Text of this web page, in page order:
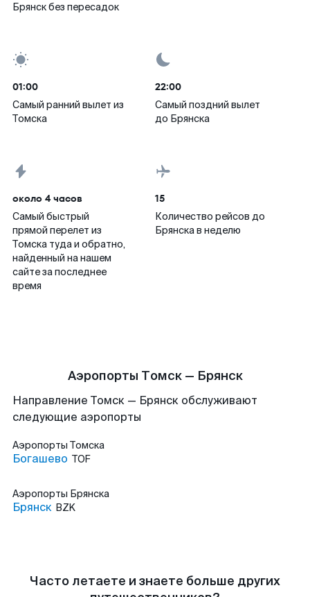
Брянск без пересадок
01:00
Самый ранний вылет из
Томска
22:00
Самый поздний вылет
до Брянска
около 4 часов
Самый быстрый
прямой перелет из
Томска туда и обратно,
найденный на нашем
сайте за последнее
время
15
Количество рейсов до
Брянска в неделю
Аэропорты Томск — Брянск
Направление Томск — Брянск обслуживают
следующие аэропорты
Аэропорты Томска
Богашево TOF
Аэропорты Брянска
Брянск BZK
Часто летаете и знаете больше других